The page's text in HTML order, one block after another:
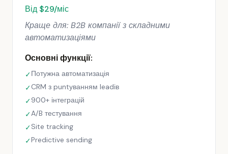
Від $29/міс
Краще для: B2B компанії з складними
автоматизаціями
Основні функції:
✓Потужна автоматизація
✓CRM з puntуванням leadів
✓900+ інтеграцій
✓A/B тестування
✓Site tracking
✓Predictive sending